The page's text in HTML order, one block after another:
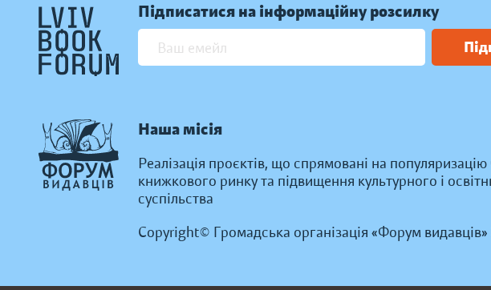
Підписатися на інформаційну розсилку
Наша місія
Реалізація проєктів, що спрямовані на
книжкового ринку та підвищення культурного і
суспільства
Copyright© Громадська організація «Форум